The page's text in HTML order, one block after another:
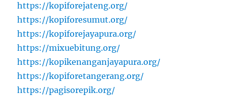
https://kopiforejateng.org/
https://kopiforesumut.org/
https://kopiforejayapura.org/
https://mixuebitung.org/
https://kopikenanganjayapura.org/
https://kopiforetangerang.org/
https://pagisorepik.org/